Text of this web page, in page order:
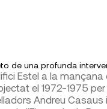
de una profunda
Estel a la
el 1972-1975
Andreu